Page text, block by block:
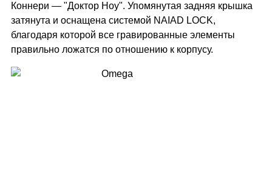
Коннери — "Доктор Ноу". Упомянутая задняя крышка
затянута и оснащена системой NAIAD LOCK,
благодаря которой все гравированные элементы
правильно ложатся по отношению к корпусу.